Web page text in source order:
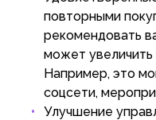
повторными
рекомендовать
может увеличить
Например, это
соцсети,
Улучшение